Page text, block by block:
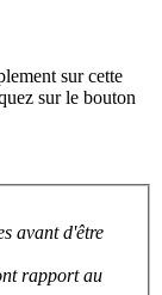
sur cette
sur le bouton
avant d'être
rapport au